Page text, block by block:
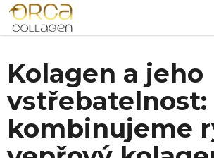
Přejít
na
obsah
Domů
/ Blog / Kolagen a jeho vstřebatelnost:
rybí a vepřový kolagen?
Kolagen a jeho
vstřebatelnost:
kombinujeme